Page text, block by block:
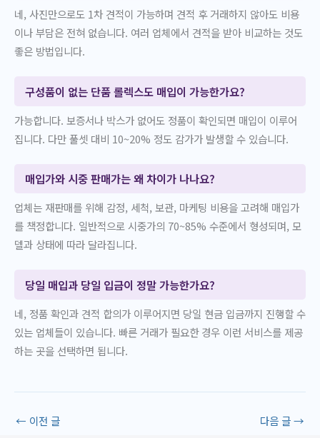
네, 사진만으로도 1차 견적이 가능하며 견적 후 거래하지 않아도 비용
이나 부담은 전혀 없습니다. 여러 업체에서 견적을 받아 비교하는 것도
좋은 방법입니다.
구성품이 없는 단품 롤렉스도 매입이 가능한가요?
가능합니다. 보증서나 박스가 없어도 정품이 확인되면 매입이 이루어
집니다. 다만 풀셋 대비 10~20% 정도 감가가 발생할 수 있습니다.
매입가와 시중 판매가는 왜 차이가 나나요?
업체는 재판매를 위해 감정, 세척, 보관, 마케팅 비용을 고려해 매입가
를 책정합니다. 일반적으로 시중가의 70~85% 수준에서 형성되며, 모
델과 상태에 따라 달라집니다.
당일 매입과 당일 입금이 정말 가능한가요?
네, 정품 확인과 견적 합의가 이루어지면 당일 현금 입금까지 진행할 수
있는 업체들이 있습니다. 빠른 거래가 필요한 경우 이런 서비스를 제공
하는 곳을 선택하면 됩니다.
← 이전 글 다음 글→